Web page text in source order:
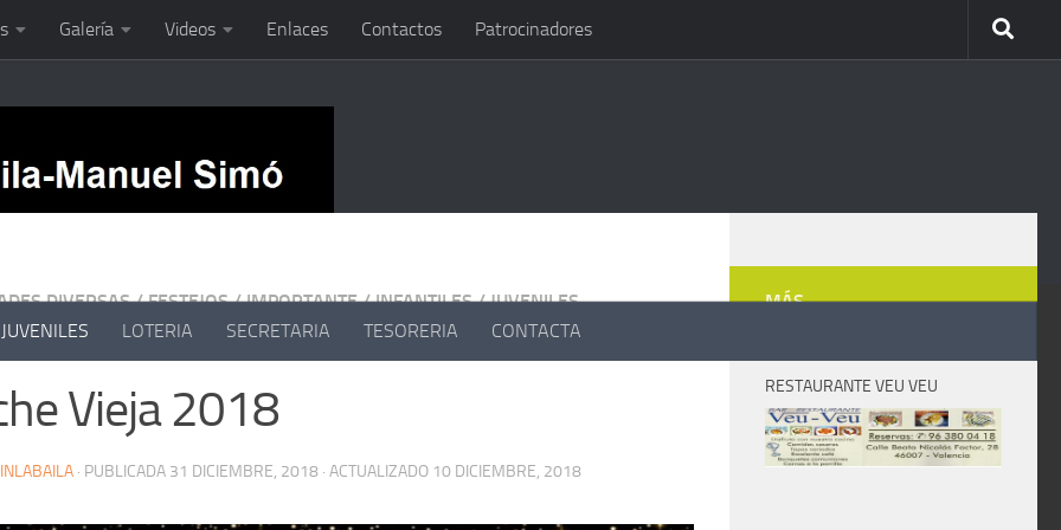
Galería Videos Enlaces Contactos Patrocinadores
JUVENILES LOTERIA SECRETARIA TESORERIA CONTACTA
DIVERSAS / FESTEJOS / IMPORTANTE / INFANTILES / JUVENILES
Vieja 2018
· PUBLICADA 31 DICIEMBRE, 2018 · ACTUALIZADO 10 DICIEMBRE, 2018
MÁS
RESTAURANTE VEU VEU